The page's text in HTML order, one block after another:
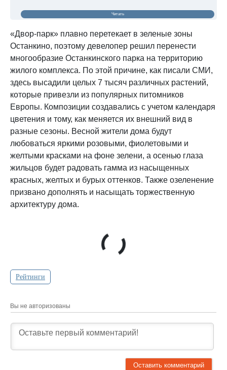
Читать
«Двор-парк» плавно перетекает в зеленые зоны
Останкино, поэтому девелопер решил перенести
многообразие Останкинского парка на территорию
жилого комплекса. По этой причине, как писали СМИ,
здесь высадили целых 7 тысяч различных растений,
которые привезли из популярных питомников
Европы. Композиции создавались с учетом календаря
цветения и тому, как меняется их внешний вид в
разные сезоны. Весной жители дома будут
любоваться яркими розовыми, фиолетовыми и
желтыми красками на фоне зелени, а осенью глаза
жильцов будет радовать гамма из насыщенных
красных, желтых и бурых оттенков. Также озеленение
призвано дополнять и насыщать торжественную
архитектуру дома.
Рейтинги
Вы не авторизованы